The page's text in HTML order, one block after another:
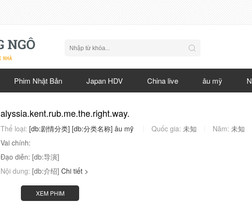
Phim Nhật Bản Japan HDV China live âu mỹ
alyssia.kent.rub.me.the.right.way.
Thể loại: [db:剧情分类] [db:分类名称] âu mỹ Quốc gia: 未知 Năm: 未知
Vai chính:
Đạo diễn: [db:导演]
Nội dung: [db:介绍] Chi tiết >
XEM PHIM